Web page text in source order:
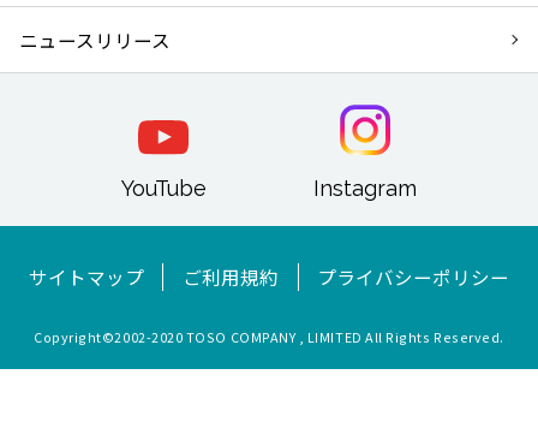
ニュースリリース
YouTube Instagram
サイトマップ ご利用規約 プライバシーポリシー
Copyright©︎2002-2020 TOSO COMPANY , LIMITED All Rights Reserved.